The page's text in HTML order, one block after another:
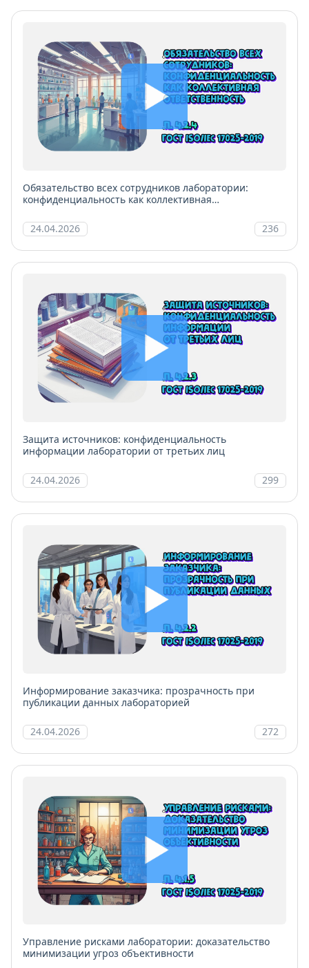
Обязательство всех сотрудников лаборатории:
конфиденциальность как коллективная
24.04.2026
236
Защита источников: конфиденциальность
информации лаборатории от третьих лиц
24.04.2026 299
Информирование заказчика: прозрачность при
публикации данных лабораторией
24.04.2026 272
Управление рисками лаборатории: доказательство
минимизации угроз объективности